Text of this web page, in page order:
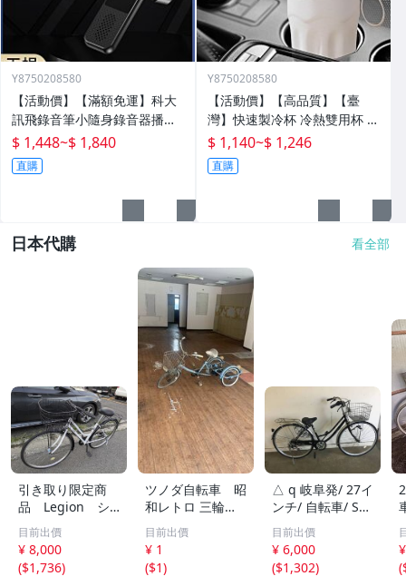
Y8750208580
【活動價】【滿額免運】科大
訊飛錄音筆小隨身錄音器播放
器設備神器專業高清降噪轉文
字超
$ 1,448~$ 1,840
直購
Y8750208580
【活動價】【高品質】【臺
灣】快速製冷杯 冷熱雙用杯 保
溫杯 辦公室水杯 保冰杯 製冷
水杯 車載水杯 充電水杯 恆溫
杯 半
$ 1,140~$ 1,246
直購
日本代購 看全部
引き取り限定商
品 Legion シ
ティサイクル ２
7インチ シマノ
6段変速 LEDライ
ト 現状品 101
目前出價
¥ 8,000
($1,736)
ツノダ自転車 昭
和レトロ 三輪自
転車 大人用 実用
車 レストアベー
ス
目前出價
¥ 1
($1)
△ q 岐阜発/ 27イ
ンチ/ 自転車/ Swi
tch LAT/ 6段変速/
ママチャリ/ 走行
確認/ タイヤひび
割れあり/ 現状品/
目前出價
¥ 6,000
($1,302)
(